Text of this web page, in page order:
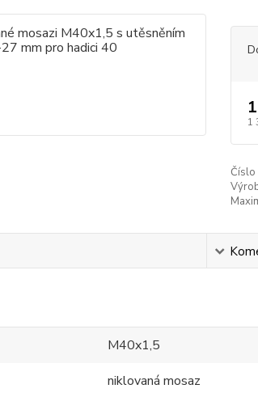
1
Číslo
M40x1,5
niklovaná mosaz